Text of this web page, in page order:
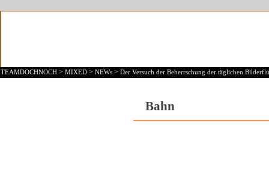
TEAMDOCHNOCH > MIXED > NEWs > Der Versuch der Beherrschung der täglichen
Bahn